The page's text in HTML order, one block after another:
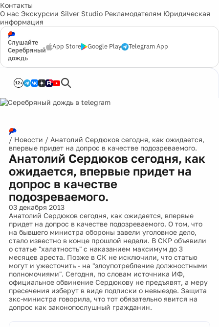
Контакты
О нас Экскурсии Silver Studio Рекламодателям Юридическая
информация
Слушайте
Серебряный
дождь
App Store Google Play Telegram App
12+
/ Новости / Анатолий Сердюков сегодня, как ожидается,
впервые придет на допрос в качестве подозреваемого.
Анатолий Сердюков сегодня, как
ожидается, впервые придет на
допрос в качестве
подозреваемого.
03 декабря 2013
Анатолий Сердюков сегодня, как ожидается, впервые
придет на допрос в качестве подозреваемого. О том, что
на бывшего министра обороны завели уголовное дело,
стало известно в конце прошлой недели. В СКР объявили
о статье "халатность" с наказанием максимум до 3
месяцев ареста. Позже в СК не исключили, что статью
могут и ужесточить - на "злоупотребление должностными
полномочиями". Сегодня, по словам источника ИФ,
официальное обвинение Сердюкову не предъявят, а меру
пресечения изберут в виде подписки о невыезде. Защита
экс-министра говорила, что тот обязательно явится на
допрос как законопослушный гражданин.